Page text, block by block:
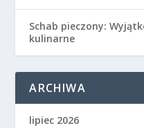
Schab pieczony:
kulinarne
ARCHIWA
lipiec 2026